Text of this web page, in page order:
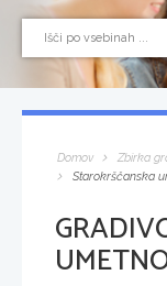
Domov Zbirka
Starokrščanska